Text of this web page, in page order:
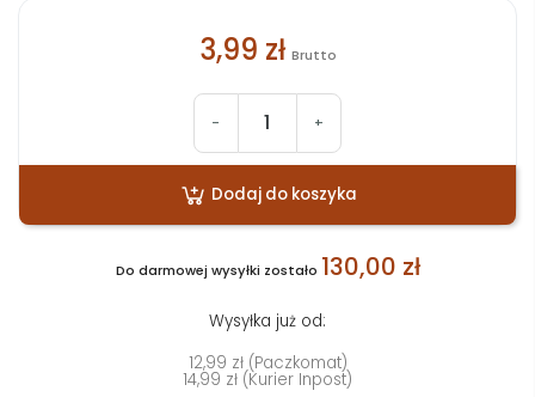
3,99 zł Brutto
- +
Dodaj do koszyka
Do darmowej wysyłki zostało 130,00 zł
Wysyłka już od:
12,99 zł (Paczkomat)
14,99 zł (Kurier Inpost)